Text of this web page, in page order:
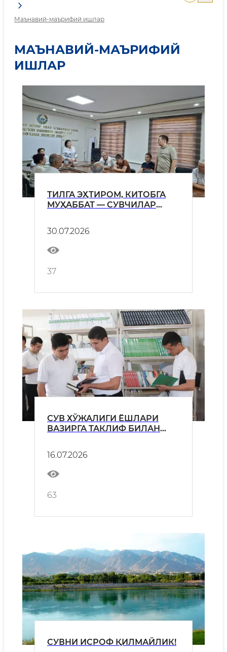
Маънавий-маърифий ишлар
МАЪНАВИЙ-МАЪРИФИЙ
ИШЛАР
ТИЛГА ЭҲТИРОМ, КИТОБГА
МУҲАББАТ — СУВЧИЛАР
30.07.2026
37
СУВ ХЎЖАЛИГИ ЁШЛАРИ
ВАЗИРГА ТАКЛИФ БИЛАН
16.07.2026
63
СУВНИ ИСРОФ ҚИЛМАЙЛИК!